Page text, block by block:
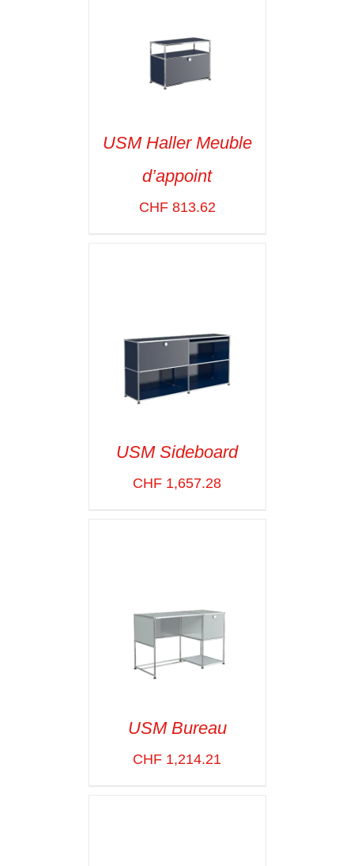
SELECT OPTIONS
VOIR LES
DÉTAILS
USM Haller Meuble
d’appoint
CHF813.62
USM Sideboard
CHF 1,657.28
USM Bureau
CHF 1,214.21